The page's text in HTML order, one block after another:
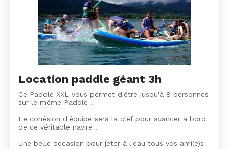
Location paddle géant 3h
Ce Paddle XXL vous permet d'être jusqu'à 8 personnes
sur le même Paddle !
Le cohésion d'équipe sera la clef pour avancer à bord
de ce véritable navire !
Une belle occasion pour jeter à l'eau tous vos ami(e)s